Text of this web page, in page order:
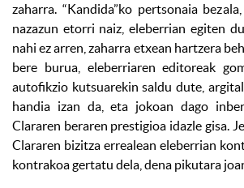
zaharra. “Kandida”ko pertsonaia
nazazun etorri naiz, eleberrian egiten
nahi ez arren, zaharra etxean hartzera
bere burua, eleberriaren editoreak
autofikzio kutsuarekin saldu dute,
handia izan da, eta jokoan dago
Clararen beraren prestigioa idazle gisa.
Clararen bizitza errealean eleberrian
kontrakoa gertatu dela, dena pikutara